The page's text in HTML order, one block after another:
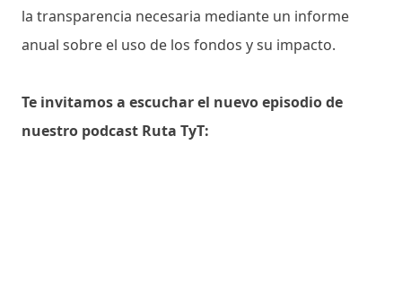
la transparencia necesaria mediante un informe
anual sobre el uso de los fondos y su impacto.
Te invitamos a escuchar el nuevo episodio de
nuestro podcast Ruta TyT: